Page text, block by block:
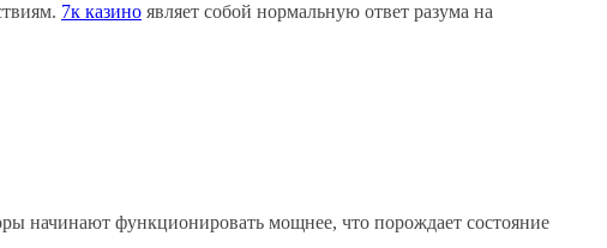
7к казино являет собой нормальную ответ разума на
начинают функционировать мощнее, что порождает состояние